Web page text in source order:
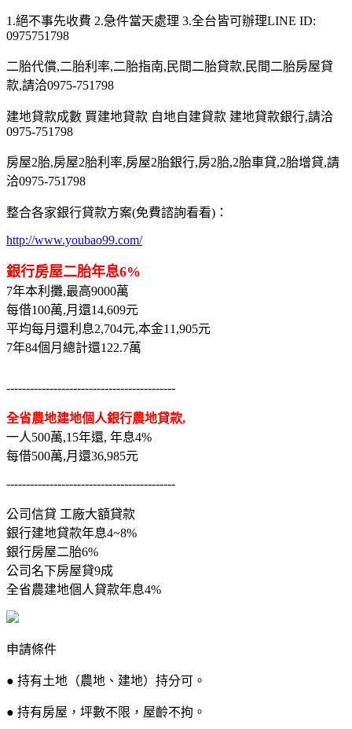
1.絕不事先收費 2.急件當天處理 3.全台皆可辦理LINE ID:
0975751798
二胎代償,二胎利率,二胎指南,民間二胎貸款,民間二胎房屋貸
款,請洽0975-751798
建地貸款成數 買建地貸款 自地自建貸款 建地貸款銀行,請洽
0975-751798
房屋2胎,房屋2胎利率,房屋2胎銀行,房2胎,2胎車貸,2胎增貸,請
洽0975-751798
整合各家銀行貸款方案(免費諮詢看看)：
http://www.youbao99.com/
銀行房屋二胎年息6%
7年本利攤,最高9000萬
每借100萬,月還14,609元
平均每月還利息2,704元,本金11,905元
7年84個月總計還122.7萬
-------------------------------------------
全省農地建地個人銀行農地貸款,
一人500萬,15年還, 年息4%
每借500萬,月還36,985元
-------------------------------------------
公司信貸 工廠大額貸款
銀行建地貸款年息4~8%
銀行房屋二胎6%
公司名下房屋貸9成
全省農建地個人貸款年息4%
申請條件
● 持有土地（農地、建地）持分可。
● 持有房屋，坪數不限，屋齡不拘。